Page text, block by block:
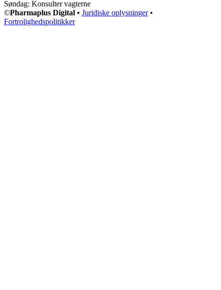
Søndag: Konsulter vagterne
©Pharmaplus Digital • Juridiske oplysninger•
Fortrolighedspolitikker